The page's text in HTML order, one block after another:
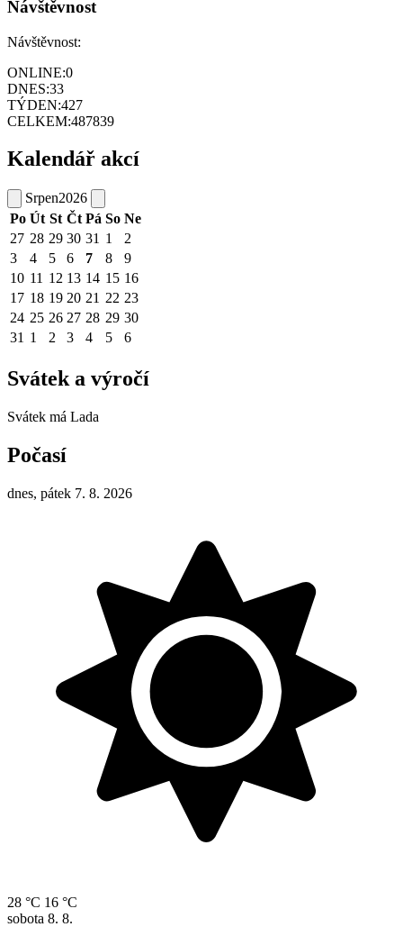
Návštěvnost
Návštěvnost:
ONLINE:0
DNES:33
TÝDEN:427
CELKEM:487839
Kalendář akcí
Srpen2026
Po Út St Čt Pá So Ne
27 28 29 30 31 1
2
3
4 5 6 7 8
9
10 11 12 13 14 15 16
17 18 19 20 21 22 23
24 25 26 27 28 29 30
31 1 2 3 4 5 6
Svátek a výročí
Svátek má Lada
Počasí
dnes, pátek 7. 8. 2026
28 °C 16 °C
sobota 8. 8.